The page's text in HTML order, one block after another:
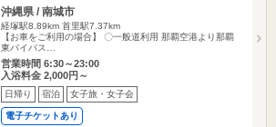
沖縄県 / 南城市
経塚駅8.89km 首里駅7.37km
【お車をご利用の場合】 〇一般道利用 那覇空港より那覇
東バイパス…
営業時間 6:30～23:00
入浴料金 2,000円～
日帰り 宿泊 女子旅・女子会
電子チケットあり